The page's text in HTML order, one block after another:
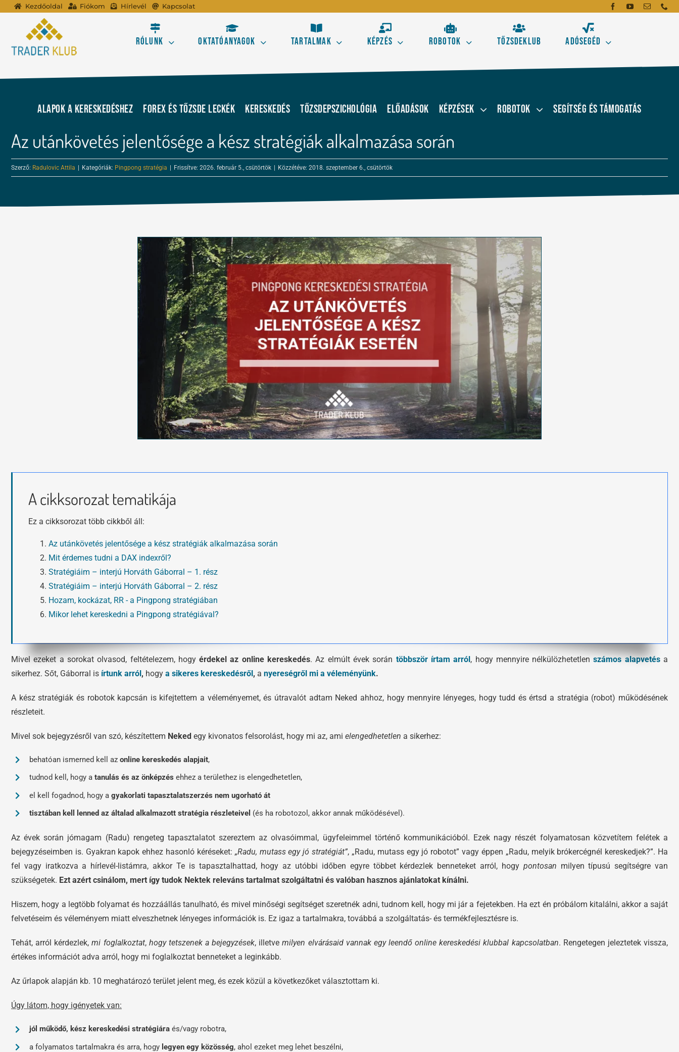
KihagyásKezdőoldal Fiókom Hírlevél Kapcsolat
Rólunk Oktatóanyagok
Kezdő
Ismerd meg a Forex kereskedés alapjait!
Haladó
Elliott térképe az ármozgásokhoz Új!
Tartalmak Képzés Robotok Tőzsdeklub Adósegéd
Alapok a kereskedéshez FOREX és tőzsde leckék Kereskedés Tőzsdepszichológia Előadások Képzések Robotok Segítség és támogatás
Az utánkövetés jelentősége a kész stratégiák alkalmazása során
Szerző: Radulovic Attila Kategóriák: Pingpong stratégia Frissítve: 2026. február 5., csütörtök Közzétéve: 2018. szeptember 6., csütörtök
A cikksorozat tematikája
Ez a cikksorozat több cikkből áll:
Az utánkövetés jelentősége a kész stratégiák alkalmazása során
Mit érdemes tudni a DAX indexről?
Stratégiáim – interjú Horváth Gáborral – 1. rész
Stratégiáim – interjú Horváth Gáborral – 2. rész
Hozam, kockázat, RR - a Pingpong stratégiában
Mikor lehet kereskedni a Pingpong stratégiával?
Mivel ezeket a sorokat olvasod, feltételezem, hogyérdekel az online kereskedés. Az elmúlt évek során többször írtam arról, hogy mennyire nélkülözhetetlenszámos alapvetésa
sikerhez. Sőt, Gáborral is írtunk arról, hogy a sikeres kereskedésről, a nyereségről mi a véleményünk.
A kész stratégiák és robotok kapcsán is kifejtettem a véleményemet, és útravalót adtam Neked ahhoz, hogy mennyire lényeges, hogy tudd és értsd a stratégia (robot) működésének
részleteit.
Mivel sok bejegyzésről van szó, készítettem Neked egy kivonatos felsorolást, hogy mi az, ami elengedhetetlen a sikerhez:
behatóan ismerned kell az online kereskedés alapjait,
tudnod kell, hogy a tanulás és az önképzés ehhez a területhez is elengedhetetlen,
el kell fogadnod, hogy a gyakorlati tapasztalatszerzés nem ugorható át
tisztában kell lenned az általad alkalmazott stratégia részleteivel (és ha robotozol, akkor annak működésével).
Az évek során jómagam (Radu) rengeteg tapasztalatot szereztem az olvasóimmal, ügyfeleimmel történő kommunikációból. Ezek nagy részét folyamatosan közvetítem felétek a
bejegyzéseimben is. Gyakran kapok ehhez hasonló kéréseket: „Radu, mutass egy jó stratégiát”, „Radu, mutass egy jó robotot” vagy éppen „Radu, melyik brókercégnél kereskedjek?”. Ha
fel vagy iratkozva a hírlevél-listámra, akkor Te is tapasztalhattad, hogy az utóbbi időben egyre többet kérdezlek benneteket arról, hogy pontosan milyen típusú segítségre van
szükségetek. Ezt azért csinálom, mert így tudok Nektek releváns tartalmat szolgáltatni és valóban hasznos ajánlatokat kínálni.
Hiszem, hogy a legtöbb folyamat és hozzáállás tanulható, és mivel minőségi segítséget szeretnék adni, tudnom kell, hogy mi jár a fejetekben. Ha ezt én próbálom kitalálni, akkor a saját
felvetéseim és véleményem miatt elveszhetnek lényeges információk is. Ez igaz a tartalmakra, továbbá a szolgáltatás- és termékfejlesztésre is.
Tehát, arról kérdezlek,mi foglalkoztat, hogy tetszenek a bejegyzések, illetvemilyen elvárásaid vannak egy leendő online kereskedési klubbal kapcsolatban. Rengetegen jeleztetek vissza,
értékes információt adva arról, hogy mi foglalkoztat benneteket a leginkább.
Az űrlapok alapján kb. 10 meghatározó terület jelent meg, és ezek közül a következőket választottam ki.
Úgy látom, hogy igényetek van:
jól működő, kész kereskedési stratégiára és/vagy robotra,
a folyamatos tartalmakra és arra, hogy legyen egy közösség, ahol ezeket meg lehet beszélni,